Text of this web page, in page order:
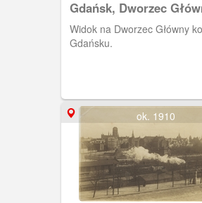
Gdańsk, Dworzec
Widok na Dworzec Główny
Gdańsku.
ok. 1910